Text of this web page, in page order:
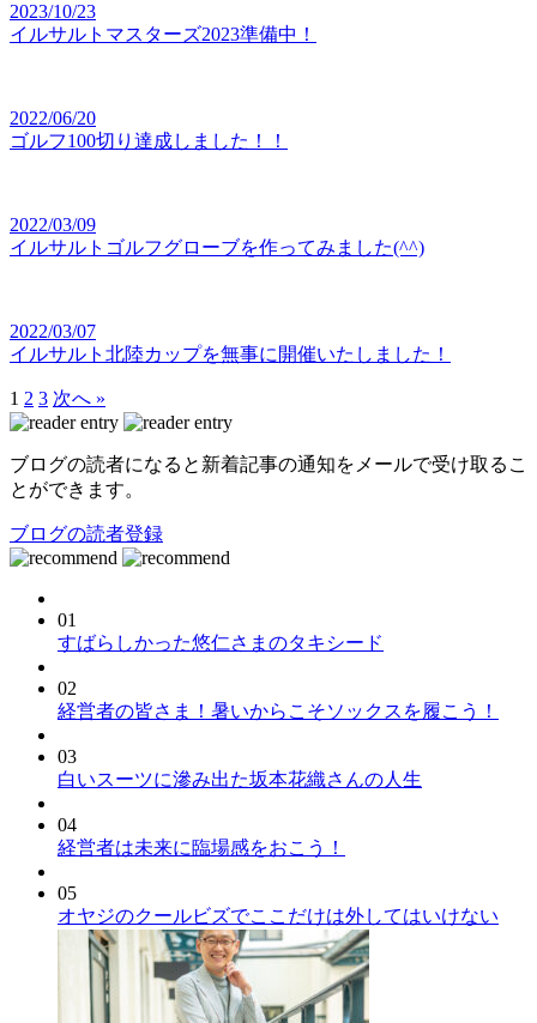
2023/10/23
イルサルトマスターズ2023準備中！
2022/06/20
ゴルフ100切り達成しました！！
2022/03/09
イルサルトゴルフグローブを作ってみました(^^)
2022/03/07
イルサルト北陸カップを無事に開催いたしました！
1 2 3 次へ »
ブログの読者になると新着記事の通知をメールで受け取るこ
とができます。
ブログの読者登録
01
すばらしかった悠仁さまのタキシード
02
経営者の皆さま！暑いからこそソックスを履こう！
03
白いスーツに滲み出た坂本花織さんの人生
04
経営者は未来に臨場感をおこう！
05
オヤジのクールビズでここだけは外してはいけない